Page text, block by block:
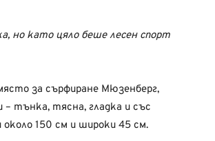
но като цяло беше лесен спорт
за сърфиране Мюзенберг,
тънка, тясна, гладка и със
около 150 см и широки 45 см.